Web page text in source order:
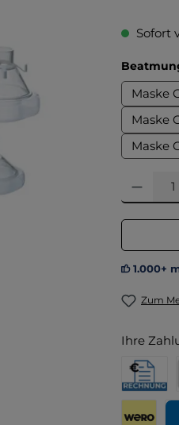
Sofort
Maske
Maske
Maske
Produkt
1.000+
Zum
Ihre